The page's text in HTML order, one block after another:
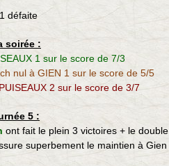
défaite
soirée :
1 sur le score de 7/3
nul à GIEN 1 sur le score de 5/5
2 sur le score de 3/7
5 :
ont fait le plein 3 victoires + le double
superbement le maintien à Gien